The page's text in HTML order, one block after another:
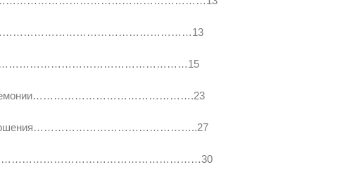
гегемонии……………………………………….23
отношения………………………………………..27